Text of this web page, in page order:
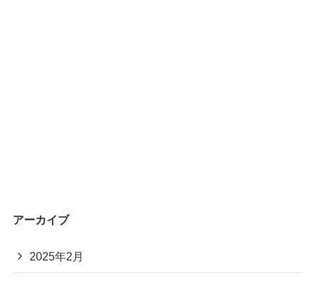
アーカイブ
2025年2月